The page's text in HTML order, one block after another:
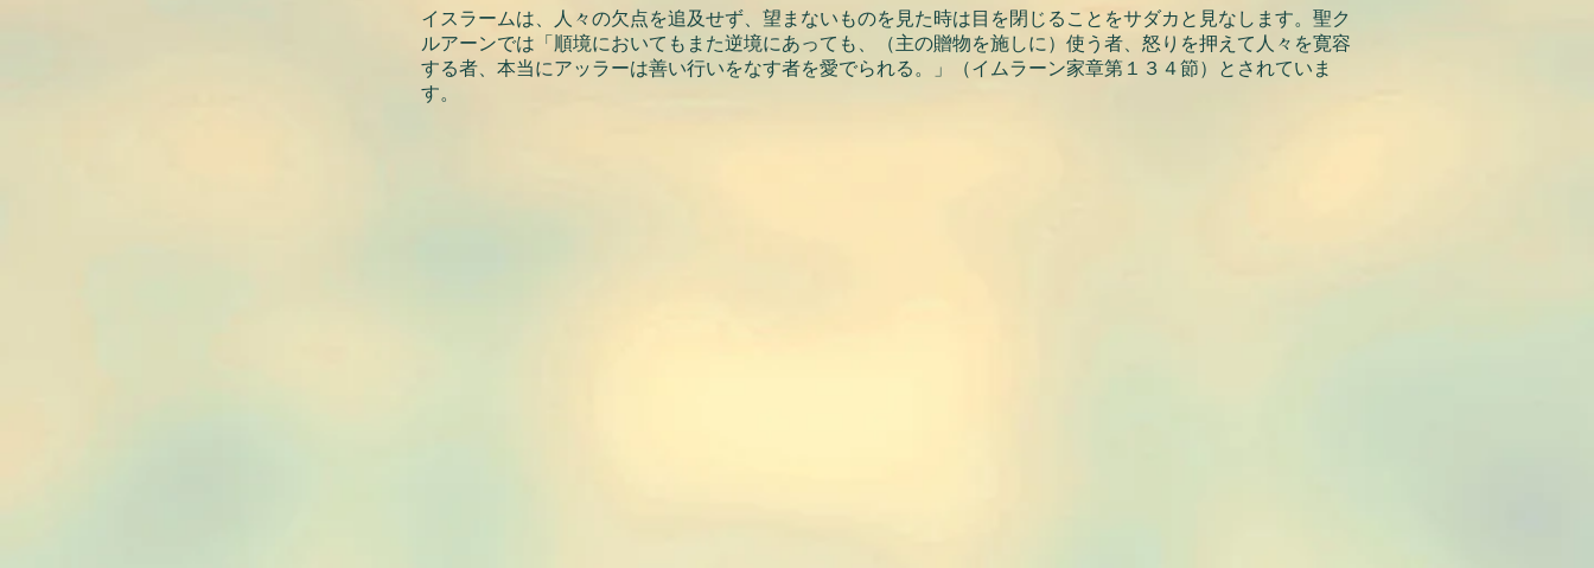
イスラームは、人々の欠点を追及せず、望まないものを見た時は目を閉じることをサダカと見なします。聖ク
ルアーンでは「順境においてもまた逆境にあっても、（主の贈物を施しに）使う者、怒りを押えて人々を寛容
する者、本当にアッラーは善い行いをなす者を愛でられる。」（イムラーン家章第１３４節）とされていま
す。